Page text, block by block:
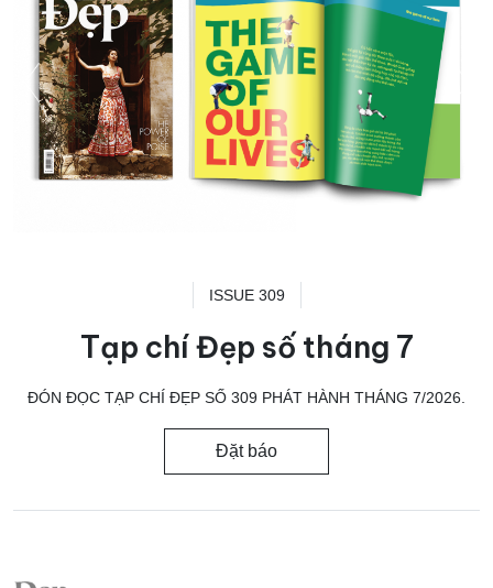
ISSUE 309
Tạp chí Đẹp số tháng 7
ĐÓN ĐỌC TẠP CHÍ ĐẸP SỐ 309 PHÁT HÀNH THÁNG 7/2026.
Đặt báo